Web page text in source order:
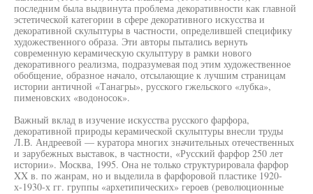
последним была выдвинута проблема декоративности как главной
эстетической категории в сфере декоративного искусства и
декоративной скульптуры в частности, определившей специфику
художественного образа. Эти авторы пытались вернуть
современную керамическую скульптуру в рамки нового
декоративного реализма, подразумевая под этим художественное
обобщение, образное начало, отсылающие к лучшим страницам
истории античной «Танагры», русского гжельского «лубка»,
пименовских «водоносок».
Важный вклад в изучение искусства русского фарфора,
декоративной природы керамической скульптуры внесли труды
Л.В. Андреевой — куратора многих значительных отечественных
и зарубежных выставок, в частности, «Русский фарфор 250 лет
истории». Москва, 1995. Она не только структурировала фарфор
XX в. по жанрам, но и выделила в фарфоровой пластике 1920-
х-1930-х гг. группы «архетипических» героев (революционные